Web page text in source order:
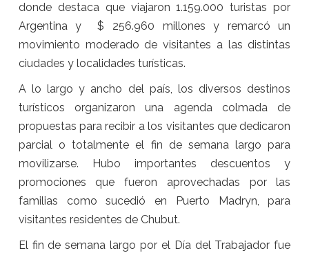
donde destaca que viajaron 1.159.000 turistas por
Argentina y $ 256.960 millones y remarcó un
movimiento moderado de visitantes a las distintas
ciudades y localidades turísticas.
A lo largo y ancho del país, los diversos destinos
turísticos organizaron una agenda colmada de
propuestas para recibir a los visitantes que dedicaron
parcial o totalmente el fin de semana largo para
movilizarse. Hubo importantes descuentos y
promociones que fueron aprovechadas por las
familias como sucedió en Puerto Madryn, para
visitantes residentes de Chubut.
El fin de semana largo por el Día del Trabajador fue